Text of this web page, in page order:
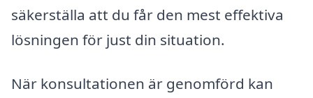
säkerställa att du får den mest effektiva
lösningen för just din situation.
När konsultationen är genomförd kan